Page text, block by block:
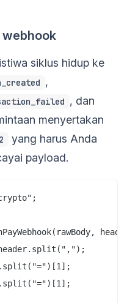
siklus hidup ke
,
, dan
menyertakan
yang harus Anda
payload.